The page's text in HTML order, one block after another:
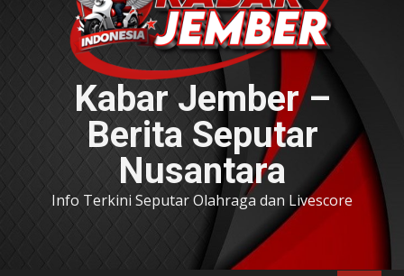
Kabar Jember –
Berita Seputar
Nusantara
Info Terkini Seputar Olahraga dan Livescore